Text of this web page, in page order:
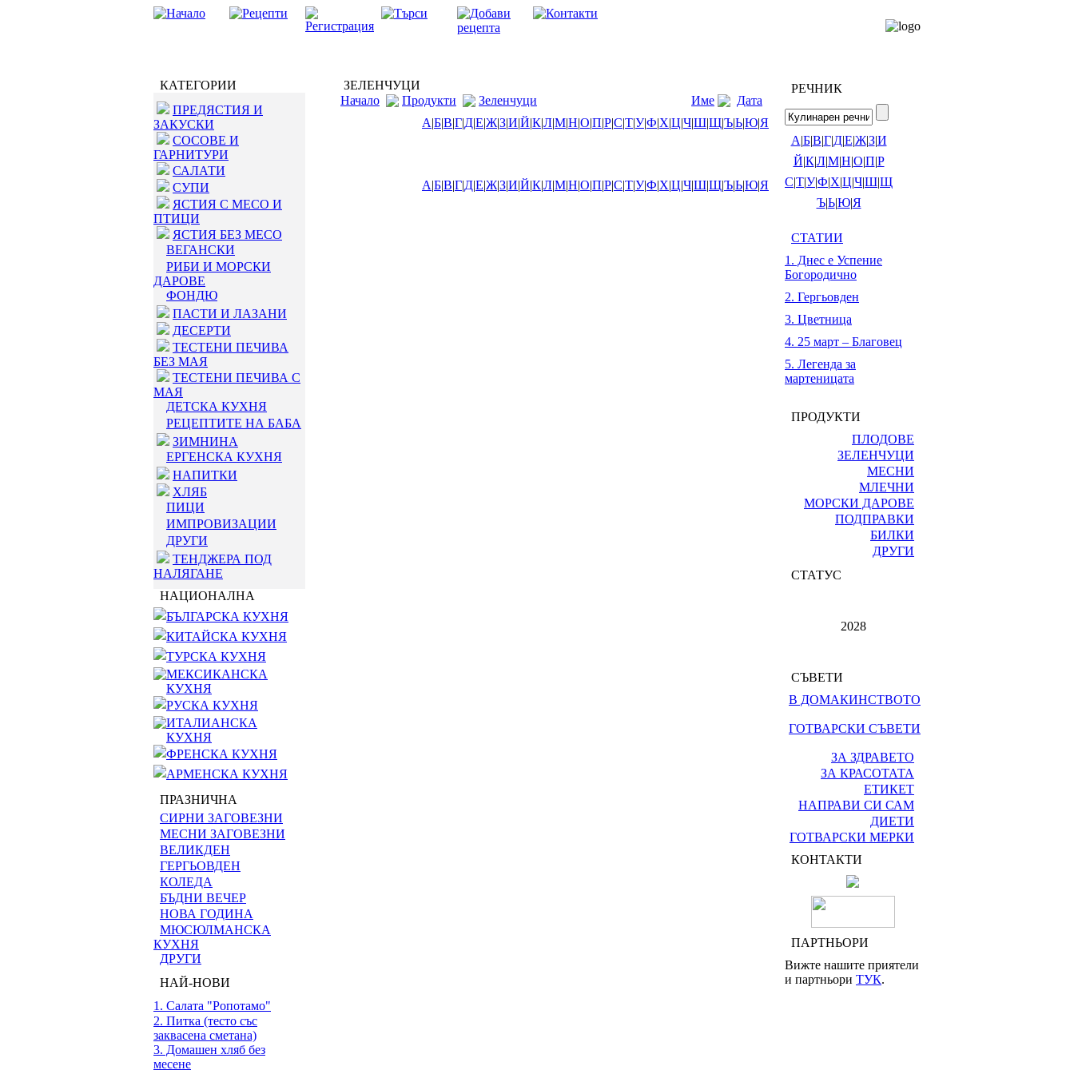
КАТЕГОРИИ
ПРЕДЯСТИЯ И
ЗАКУСКИ
СОСОВЕ И
ГАРНИТУРИ
САЛАТИ
СУПИ
ЯСТИЯ С МЕСО И
ПТИЦИ
ЯСТИЯ БЕЗ МЕСО
ВЕГАНСКИ
РИБИ И МОРСКИ
ДАРОВЕ
ФОНДЮ
ПАСТИ И ЛАЗАНИ
ДЕСЕРТИ
ТЕСТЕНИ ПЕЧИВА
БЕЗ МАЯ
ТЕСТЕНИ ПЕЧИВА С
МАЯ
ДЕТСКА КУХНЯ
РЕЦЕПТИТЕ НА БАБА
ЗИМНИНА
ЕРГЕНСКА КУХНЯ
НАПИТКИ
ХЛЯБ
ПИЦИ
ИМПРОВИЗАЦИИ
ДРУГИ
ТЕНДЖЕРА ПОД
НАЛЯГАНЕ
НАЦИОНАЛНА
БЪЛГАРСКА КУХНЯ
КИТАЙСКА КУХНЯ
ТУРСКА КУХНЯ
МЕКСИКАНСКА
КУХНЯ
РУСКА КУХНЯ
ИТАЛИАНСКА
КУХНЯ
ФРЕНСКА КУХНЯ
АРМЕНСКА КУХНЯ
ПРАЗНИЧНА
СИРНИ ЗАГОВЕЗНИ
МЕСНИ ЗАГОВЕЗНИ
ВЕЛИКДЕН
ГЕРГЬОВДЕН
КОЛЕДА
БЪДНИ ВЕЧЕР
НОВА ГОДИНА
МЮСЮЛМАНСКА
КУХНЯ
ДРУГИ
НАЙ-НОВИ
1. Салата "Ропотамо"
2. Питка (тесто със
заквасена сметана)
3. Домашен хляб без
месене
ЗЕЛЕНЧУЦИ
Начало
Продукти Зеленчуци Име
Дата
А|Б|В|Г|Д|Е|Ж|З|И|Й|К|Л|М|Н|О|П|Р|С|Т|У|Ф|Х|Ц|Ч|Ш|Щ|Ъ|Ь|Ю|Я
А|Б|В|Г|Д|Е|Ж|З|И|Й|К|Л|М|Н|О|П|Р|С|Т|У|Ф|Х|Ц|Ч|Ш|Щ|Ъ|Ь|Ю|Я
РЕЧНИК
А|Б|В|Г|Д|Е|Ж|З|И
Й|К|Л|М|Н|О|П|Р
С|Т|У|Ф|Х|Ц|Ч|Ш|Щ
Ъ|Ь|Ю|Я
СТАТИИ
1. Днес е Успение
Богородично
2. Гергьовден
3. Цветница
4. 25 март – Благовец
5. Легенда за
мартеницата
ПРОДУКТИ
ПЛОДОВЕ
ЗЕЛЕНЧУЦИ
МЕСНИ
МЛЕЧНИ
МОРСКИ ДАРОВЕ
ПОДПРАВКИ
БИЛКИ
ДРУГИ
СТАТУС
2028
СЪВЕТИ
В ДОМАКИНСТВОТО
ГОТВАРСКИ СЪВЕТИ
ЗА ЗДРАВЕТО
ЗА КРАСОТАТА
ЕТИКЕТ
НАПРАВИ СИ САМ
ДИЕТИ
ГОТВАРСКИ МЕРКИ
КОНТАКТИ
ПАРТНЬОРИ
Вижте нашите приятели
и партньори ТУК.